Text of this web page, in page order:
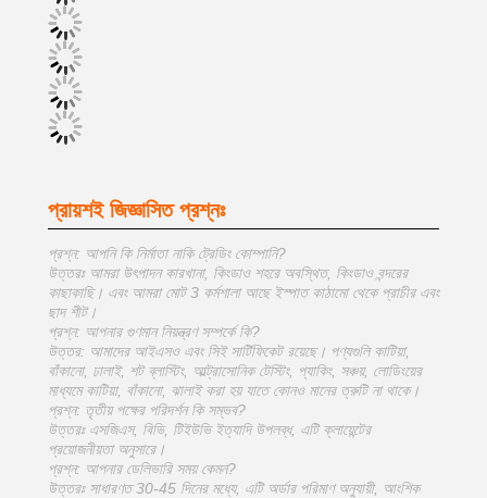
প্রায়শই জিজ্ঞাসিত প্রশ্নঃ
প্রশ্ন: আপনি কি নির্মাতা নাকি ট্রেডিং কোম্পানি?
উত্তরঃ আমরা উৎপাদন কারখানা, কিংডাও শহরে অবস্থিত, কিংডাও বন্দরের
কাছাকাছি। এবং আমরা মোট 3 কর্মশালা আছে ইস্পাত কাঠামো থেকে প্রাচীর এবং
ছাদ শীট।
প্রশ্ন: আপনার গুণমান নিয়ন্ত্রণ সম্পর্কে কি?
উত্তর: আমাদের আইএসও এবং সিই সার্টিফিকেট রয়েছে। পণ্যগুলি কাটিয়া,
বাঁকানো, ঢালাই, শট ব্লাস্টিং, আল্ট্রাসোনিক টেস্টিং, প্যাকিং, সঞ্চয়, লোডিংয়ের
মাধ্যমে কাটিয়া, বাঁকানো, ঝালাই করা হয় যাতে কোনও মানের ত্রুটি না থাকে।
প্রশ্ন: তৃতীয় পক্ষের পরিদর্শন কি সম্ভব?
উত্তরঃ এসজিএস, বিভি, টিইউভি ইত্যাদি উপলব্ধ, এটি ক্লায়েন্টের
প্রয়োজনীয়তা অনুসারে।
প্রশ্ন: আপনার ডেলিভারি সময় কেমন?
উত্তরঃ সাধারণত 30-45 দিনের মধ্যে, এটি অর্ডার পরিমাণ অনুযায়ী, আংশিক